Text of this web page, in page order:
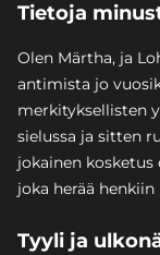
Tietoja
Olen Märtha, ja
antimista jo
merkityksellisten
sielussa ja sitten
jokainen
joka herää
Tyyli ja